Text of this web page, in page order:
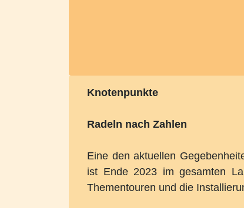
Knotenpunkte
Radeln nach Zahlen
Eine den aktuellen
ist Ende 2023 im gesamten
Thementouren und die